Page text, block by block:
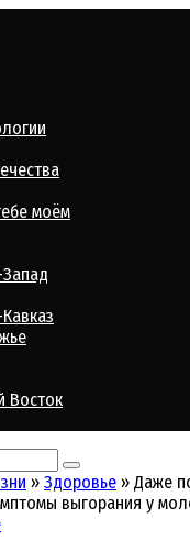
моём
Восток
» Здоровье » Даже
выгорания у